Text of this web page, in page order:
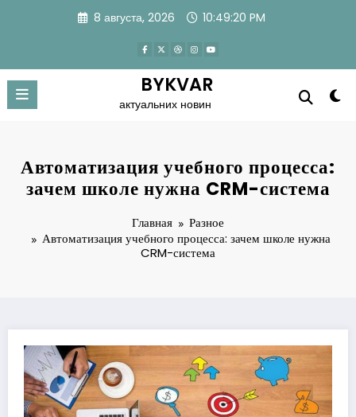
8 августа, 2026 10:49:21 PM
BYKVAR
актуальних новин
Автоматизация учебного процесса:
зачем школе нужна CRM-система
Главная
Разное
Автоматизация учебного процесса: зачем школе нужна
CRM-система